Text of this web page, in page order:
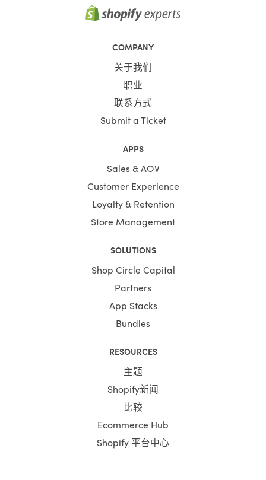
COMPANY
关于我们
职业
联系方式
Submit a Ticket
APPS
Sales & AOV
Customer Experience
Loyalty & Retention
Store Management
SOLUTIONS
Shop Circle Capital
Partners
App Stacks
Bundles
RESOURCES
主题
Shopify新闻
比较
Ecommerce Hub
Shopify 平台中心